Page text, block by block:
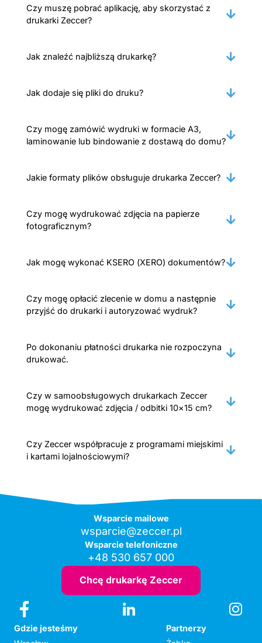
Czy muszę pobrać aplikację, aby skorzystać z
drukarki Zeccer?
Jak znaleźć najbliższą drukarkę?
Jak dodaje się pliki do druku?
Czy mogę zamówić wydruki w formacie A3,
laminowanie lub bindowanie z dostawą do domu?
Jakie formaty plików obsługuje drukarka Zeccer?
Czy mogę wydrukować zdjęcia na papierze
fotograficznym?
Jak mogę wykonać KSERO (XERO) dokumentów?
Czy mogę opłacić zlecenie w domu a następnie
przyjść do drukarki i autoryzować wydruk?
Po dokonaniu płatności drukarka nie rozpoczyna
drukować.
Czy w samoobsługowych drukarkach Zeccer
mogę wydrukować zdjęcia / odbitki 10×15 cm?
Czy Zeccer współpracuje z programami miejskimi
i kartami lojalnościowymi?
Wsparcie mailowe
wsparcie@zeccer.pl
Wsparcie telefoniczne
+48 530 657 000
Chcę drukarkę Zeccer
Gdzie jesteśmy
Partnerzy